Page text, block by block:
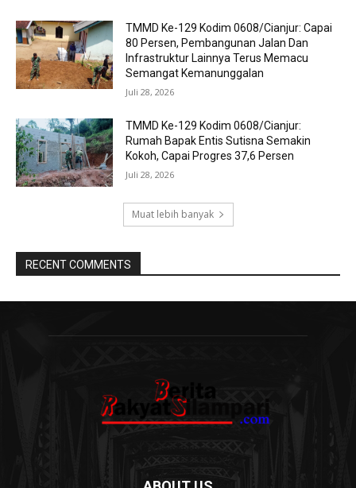
TMMD Ke-129 Kodim 0608/Cianjur: Capai
80 Persen, Pembangunan Jalan Dan
Infrastruktur Lainnya Terus Memacu
Semangat Kemanunggalan
Juli 28, 2026
TMMD Ke-129 Kodim 0608/Cianjur:
Rumah Bapak Entis Sutisna Semakin
Kokoh, Capai Progres 37,6 Persen
Juli 28, 2026
Muat lebih banyak
RECENT COMMENTS